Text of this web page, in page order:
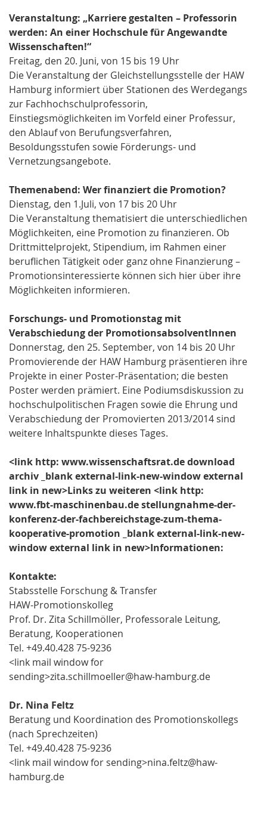
Veranstaltung: „Karriere gestalten – Professorin
werden: An einer Hochschule für Angewandte
Wissenschaften!“
Freitag, den 20. Juni, von 15 bis 19 Uhr
Die Veranstaltung der Gleichstellungsstelle der HAW
Hamburg informiert über Stationen des Werdegangs
zur Fachhochschulprofessorin,
Einstiegsmöglichkeiten im Vorfeld einer Professur,
den Ablauf von Berufungsverfahren,
Besoldungsstufen sowie Förderungs- und
Vernetzungsangebote.
Themenabend: Wer finanziert die Promotion?
Dienstag, den 1.Juli, von 17 bis 20 Uhr
Die Veranstaltung thematisiert die unterschiedlichen
Möglichkeiten, eine Promotion zu finanzieren. Ob
Drittmittelprojekt, Stipendium, im Rahmen einer
beruflichen Tätigkeit oder ganz ohne Finanzierung –
Promotionsinteressierte können sich hier über ihre
Möglichkeiten informieren.
Forschungs- und Promotionstag mit
Verabschiedung der PromotionsabsolventInnen
Donnerstag, den 25. September, von 14 bis 20 Uhr
Promovierende der HAW Hamburg präsentieren ihre
Projekte in einer Poster-Präsentation; die besten
Poster werden prämiert. Eine Podiumsdiskussion zu
hochschulpolitischen Fragen sowie die Ehrung und
Verabschiedung der Promovierten 2013/2014 sind
weitere Inhaltspunkte dieses Tages.
<link http: www.wissenschaftsrat.de download
archiv _blank external-link-new-window external
link in new>Links zu weiteren <link http:
www.fbt-maschinenbau.de stellungnahme-der-
konferenz-der-fachbereichstage-zum-thema-
kooperative-promotion _blank external-link-new-
window external link in new>Informationen:
Kontakte:
Stabsstelle Forschung & Transfer
HAW-Promotionskolleg
Prof. Dr. Zita Schillmöller, Professorale Leitung,
Beratung, Kooperationen
Tel. +49.40.428 75-9236
<link mail window for
sending>zita.schillmoeller@haw-hamburg.de
Dr. Nina Feltz
Beratung und Koordination des Promotionskollegs
(nach Sprechzeiten)
Tel. +49.40.428 75-9236
<link mail window for sending>nina.feltz@haw-
hamburg.de